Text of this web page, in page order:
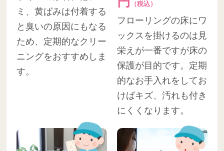
ミ、黄ばみは付着する
と臭いの原因にもなる
ため、定期的なクリー
ニングをおすすめしま
す。
（税込）
フローリングの床にワ
ックスを掛けるのは見
栄えが一番ですが床の
保護が目的です。定期
的なお手入れをしてお
けばキズ、汚れも付き
にくくなります。